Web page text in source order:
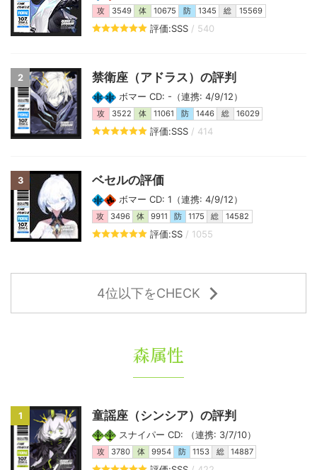
攻 3549 体 10675 防 1345 総 15569
評価:SSS / 540
2 禁衛座（アドラス）の評判
ボマー CD: -（連携: 4/9/12）
攻 3522 体 11061 防 1446 総 16029
評価:SSS / 414
3 ベセルの評価
ボマー CD: 1（連携: 4/9/12）
攻 3496 体 9911 防 1175 総 14582
評価:SS / 1055
4位以下をCHECK
森属性
1 童謡座（シンシア）の評判
スナイパー CD: （連携: 3/7/10）
攻 3780 体 9954 防 1153 総 14887